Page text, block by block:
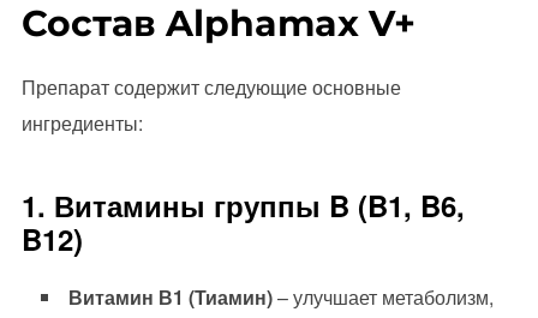
Состав Alphamax V+
Препарат содержит следующие основные
ингредиенты:
1. Витамины группы B (B1, B6,
B12)
Витамин В1 (Тиамин)– улучшает метаболизм,